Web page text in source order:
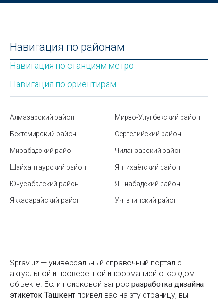
Правила поведения в метро
Стоимость бензина в Узбекистане
Как не потерять деньги при обмене валюты?
пространство с офисной мебелью
Парк Ашхабад в Ташкенте
Как рассчитать расход порошка на одну стирку
Как восстановить утерянные водительские права:
пошаговая инструкция
Мемориальный комплекс «Парк Победы» в
Театры Ташкента
Основные виды кофе: полный гид по сортам,
Навигация по районам
Навигация по станциям метро
Навигация по ориентирам
Алмазарский район
Бектемирский район
Мирабадский район
Мирзо-Улугбекский район
Сергелийский район
Чиланзарский район
Шайхантаурский район
Юнусабадский район
Яккасарайский район
Янгихаётский район
Яшнабадский район
Учтепинский район
Sprav.uz — универсальный справочный портал с
актуальной и проверенной информацией о каждом
объекте. Если поисковой запроc разработка дизайна
этикеток Ташкент привел вас на эту страницу, вы